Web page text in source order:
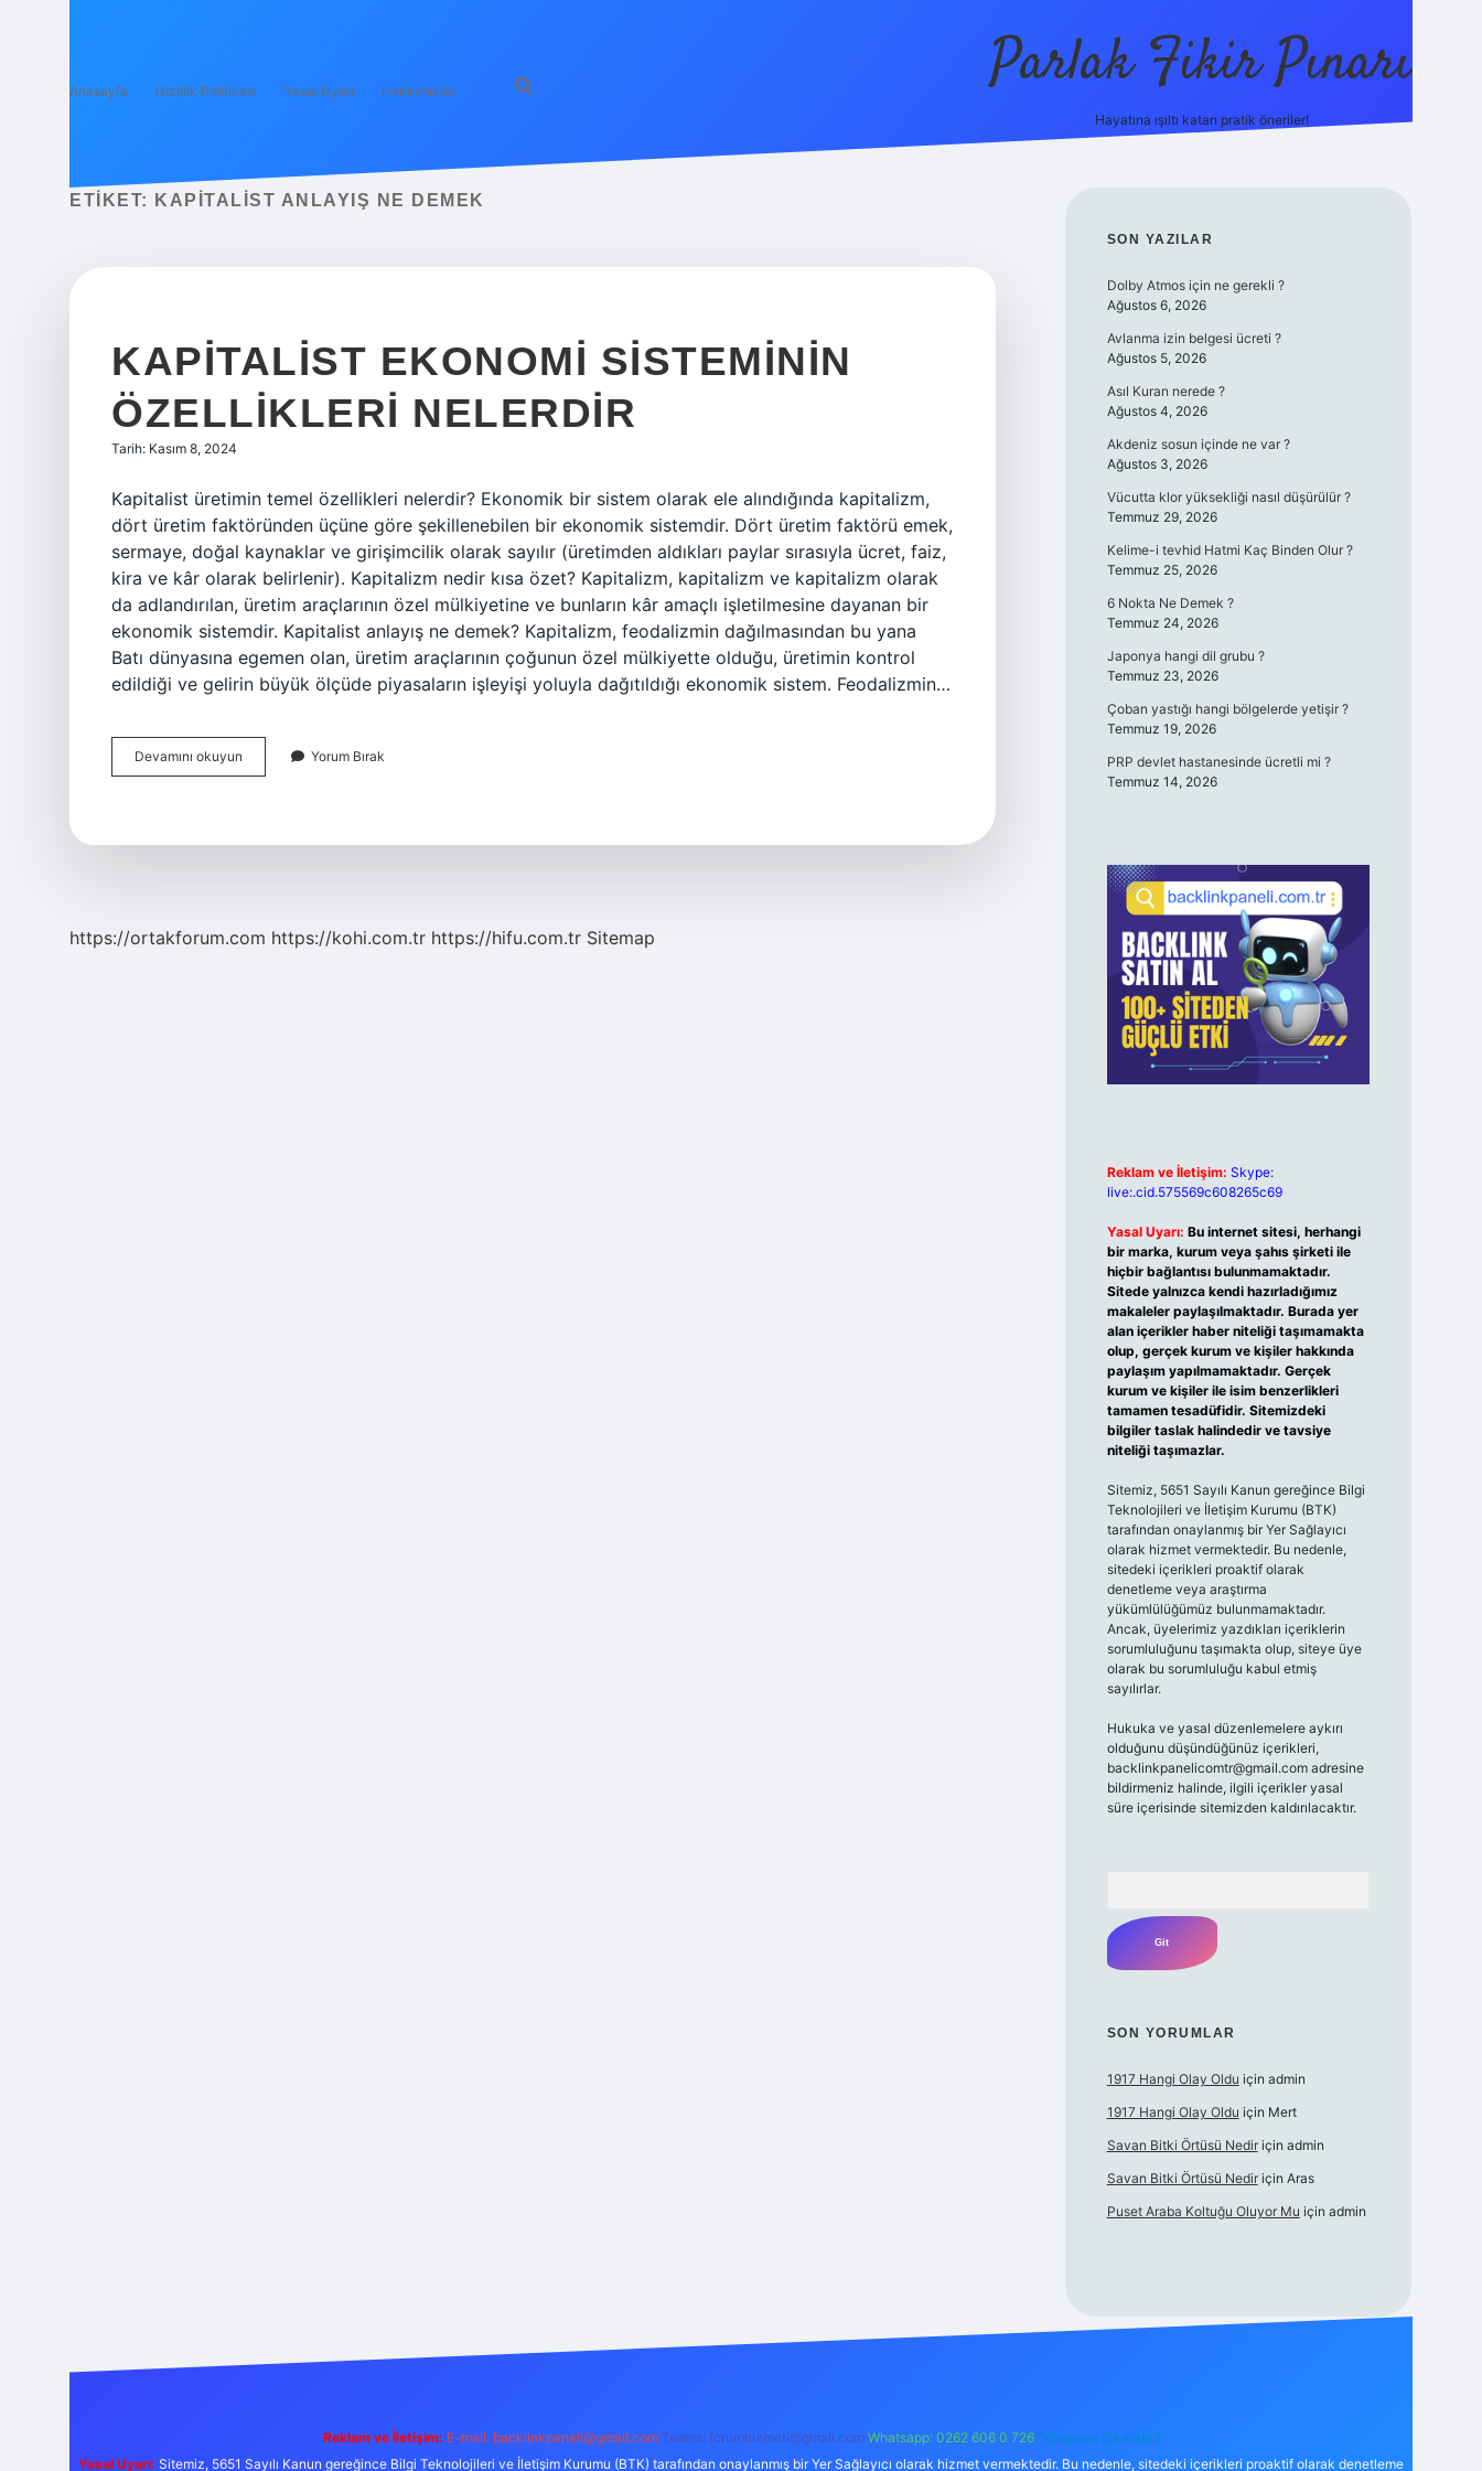
Anasayfa Gizlilik Politikası Yasal Uyarı Hakkımızda Parlak Fikir Pınarı
Hayatına ışıltı katan pratik öneriler!
ETIKET: KAPITALIST ANLAYIŞ NE DEMEK
KAPITALIST EKONOMI SISTEMININ
ÖZELLIKLERI NELERDIR
Tarih: Kasım 8, 2024
Kapitalist üretimin temel özellikleri nelerdir? Ekonomik bir sistem olarak ele alındığında kapitalizm,
dört üretim faktöründen üçüne göre şekillenebilen bir ekonomik sistemdir. Dört üretim faktörü emek,
sermaye, doğal kaynaklar ve girişimcilik olarak sayılır (üretimden aldıkları paylar sırasıyla ücret, faiz,
kira ve kâr olarak belirlenir). Kapitalizm nedir kısa özet? Kapitalizm, kapitalizm ve kapitalizm olarak
da adlandırılan, üretim araçlarının özel mülkiyetine ve bunların kâr amaçlı işletilmesine dayanan bir
ekonomik sistemdir. Kapitalist anlayış ne demek? Kapitalizm, feodalizmin dağılmasından bu yana
Batı dünyasına egemen olan, üretim araçlarının çoğunun özel mülkiyette olduğu, üretimin kontrol
edildiği ve gelirin büyük ölçüde piyasaların işleyişi yoluyla dağıtıldığı ekonomik sistem. Feodalizmin…
Devamını okuyun Kapitalist
Ekonomi
Yorum Bırak
https://ortakforum.com https://kohi.com.tr https://hifu.com.tr Sitemap
SIDEBAR
SON YAZILAR
Dolby Atmos için ne gerekli ?
Ağustos 6, 2026
Avlanma izin belgesi ücreti ?
Ağustos 5, 2026
Asıl Kuran nerede ?
Ağustos 4, 2026
Akdeniz sosun içinde ne var ?
Ağustos 3, 2026
Vücutta klor yüksekliği nasıl düşürülür ?
Temmuz 29, 2026
Kelime-i tevhid Hatmi Kaç Binden Olur ?
Temmuz 25, 2026
6 Nokta Ne Demek ?
Temmuz 24, 2026
Japonya hangi dil grubu ?
Temmuz 23, 2026
Çoban yastığı hangi bölgelerde yetişir ?
Temmuz 19, 2026
PRP devlet hastanesinde ücretli mi ?
Temmuz 14, 2026
Reklam ve İletişim: Skype:
live:.cid.575569c608265c69
Yasal Uyarı: Bu internet sitesi, herhangi
bir marka, kurum veya şahıs şirketi ile
hiçbir bağlantısı bulunmamaktadır.
Sitede yalnızca kendi hazırladığımız
makaleler paylaşılmaktadır. Burada yer
alan içerikler haber niteliği taşımamakta
olup, gerçek kurum ve kişiler hakkında
paylaşım yapılmamaktadır. Gerçek
kurum ve kişiler ile isim benzerlikleri
tamamen tesadüfidir. Sitemizdeki
bilgiler taslak halindedir ve tavsiye
niteliği taşımazlar.
Sitemiz, 5651 Sayılı Kanun gereğince Bilgi
Teknolojileri ve İletişim Kurumu (BTK)
tarafından onaylanmış bir Yer Sağlayıcı
olarak hizmet vermektedir. Bu nedenle,
sitedeki içerikleri proaktif olarak
denetleme veya araştırma
yükümlülüğümüz bulunmamaktadır.
Ancak, üyelerimiz yazdıkları içeriklerin
sorumluluğunu taşımakta olup, siteye üye
olarak bu sorumluluğu kabul etmiş
sayılırlar.
Hukuka ve yasal düzenlemelere aykırı
olduğunu düşündüğünüz içerikleri,
backlinkpanelicomtr@gmail.comadresine
bildirmeniz halinde, ilgili içerikler yasal
süre içerisinde sitemizden kaldırılacaktır.
SON YORUMLAR
1917 Hangi Olay Oldu için admin
1917 Hangi Olay Oldu için Mert
Savan Bitki Örtüsü Nediriçin admin
Savan Bitki Örtüsü Nediriçin Aras
Puset Araba Koltuğu Oluyor Mu için admin
Reklam ve İletişim: E-mail: backlinkpaneli@gmail.com Teams: forumhizmeti@gmail.com Whatsapp: 0262 606 0 726 Telegram: @karabul
Yasal Uyarı: Sitemiz, 5651 Sayılı Kanun gereğince Bilgi Teknolojileri ve İletişim Kurumu (BTK) tarafından onaylanmış bir Yer Sağlayıcı olarak hizmet vermektedir. Bu nedenle, sitedeki içerikleri proaktif olarak denetleme